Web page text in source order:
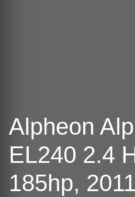
Alpheon
EL240 2.4
185hp, 2011